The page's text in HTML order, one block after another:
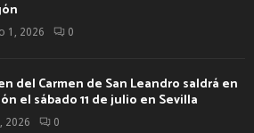
1, 2026 0
del Carmen de San Leandro saldrá en
el sábado 11 de julio en Sevilla
2026 0